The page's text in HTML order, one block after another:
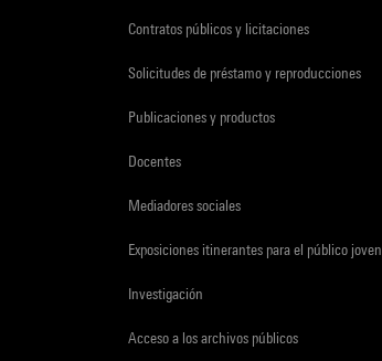
Contratos públicos y licitaciones
Solicitudes de préstamo y reproducciones
Publicaciones y productos
Docentes
Mediadores sociales
Exposiciones itinerantes para el público joven
Investigación
Acceso a los archivos públicos